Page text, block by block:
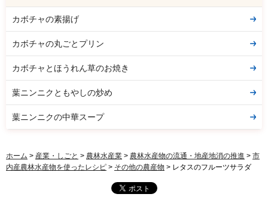
カボチャの素揚げ
カボチャの丸ごとプリン
カボチャとほうれん草のお焼き
葉ニンニクともやしの炒め
葉ニンニクの中華スープ
ホーム > 産業・しごと > 農林水産業 > 農林水産物の流通・地産地消の推進 > 市
内産農林水産物を使ったレシピ > その他の農産物 > レタスのフルーツサラダ